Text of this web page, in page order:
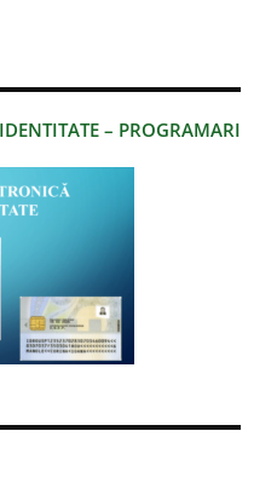
– PROGRAMARI